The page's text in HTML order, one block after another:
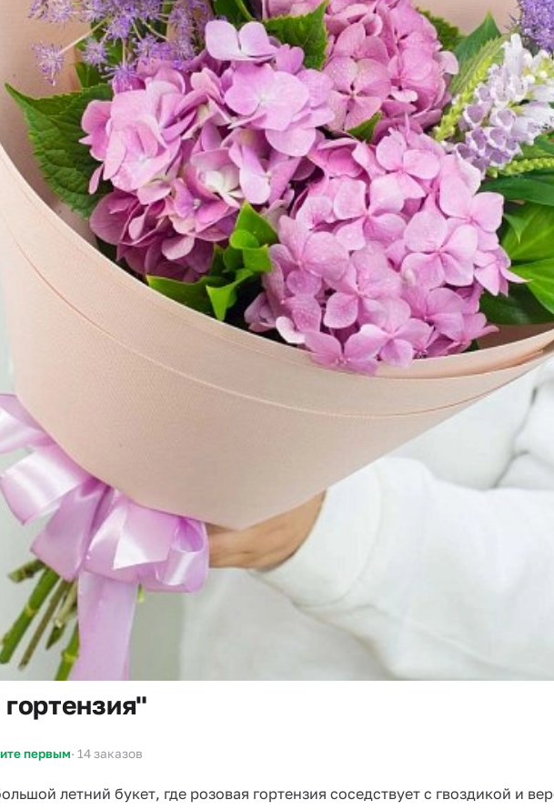
первым· 14 заказов
летний букет, где розовая гортензия соседствует с гвоздикой и